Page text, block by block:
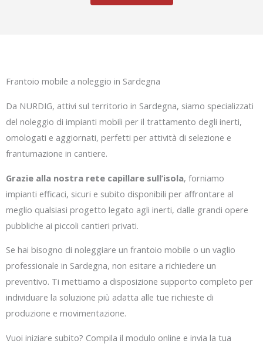
Frantoio mobile a noleggio in Sardegna
Da NURDIG, attivi sul territorio in Sardegna, siamo specializzati
del noleggio di impianti mobili per il trattamento degli inerti,
omologati e aggiornati, perfetti per attività di selezione e
frantumazione in cantiere.
Grazie alla nostra rete capillare sull’isola, forniamo
impianti efficaci, sicuri e subito disponibili per affrontare al
meglio qualsiasi progetto legato agli inerti, dalle grandi opere
pubbliche ai piccoli cantieri privati.
Se hai bisogno di noleggiare un frantoio mobile o un vaglio
professionale in Sardegna, non esitare a richiedere un
preventivo. Ti mettiamo a disposizione supporto completo per
individuare la soluzione più adatta alle tue richieste di
produzione e movimentazione.
Vuoi iniziare subito? Compila il modulo online e invia la tua